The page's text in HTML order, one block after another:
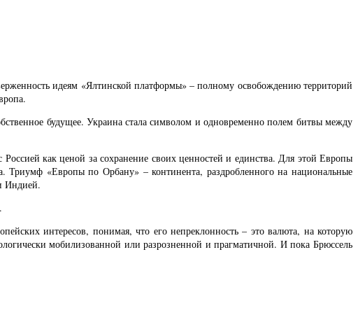
идеям «Ялтинской платформы» – полному освобождению территорий
будущее. Украина стала символом и одновременно полем битвы между
как ценой за сохранение своих ценностей и единства. Для этой Европы
Триумф «Европы по Орбану» – континента, раздробленного на национальные
Индией.
интересов, понимая, что его непреклонность – это валюта, на которую
мобилизованной или разрозненной и прагматичной. И пока Брюссель